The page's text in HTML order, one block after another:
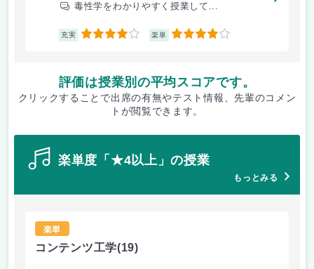
毒性学をわかりやすく授業して...
充実 4 楽単 4
評価は授業別の平均スコアです。
クリックすることで出席の有無やテスト情報、先輩のコメン
トが閲覧できます。
楽単度「★4以上」の授業
もっとみる
楽単
コンテンツ工学(19)